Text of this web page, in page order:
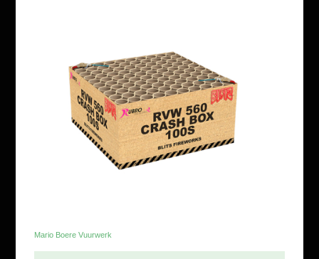
Mario Boere Vuurwerk